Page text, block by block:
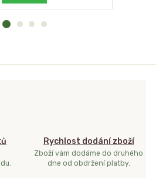
Rychlost dodání zboží
Zboží vám dodáme do druhého
dne od obdržení platby.